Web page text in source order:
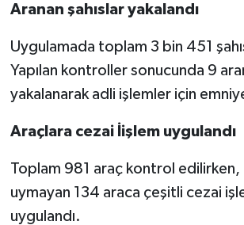
Aranan şahıslar yakalandı
Uygulamada toplam 3 bin 451
Yapılan kontroller sonucunda 9
yakalanarak adli işlemler için
Araçlara cezai İişlem uygulandı
Toplam 981 araç kontrol edilirken,
uymayan 134 araca çeşitli cezai
uygulandı.
Yaşam